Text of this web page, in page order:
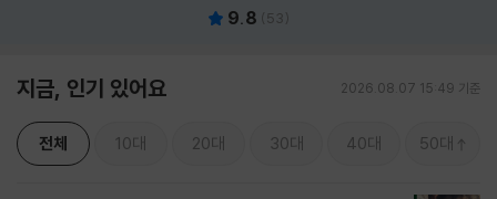
9.8 (53)
지금, 인기 있어요 2026.08.07 15:49 기준
전체 10대 20대 30대 40대 50대